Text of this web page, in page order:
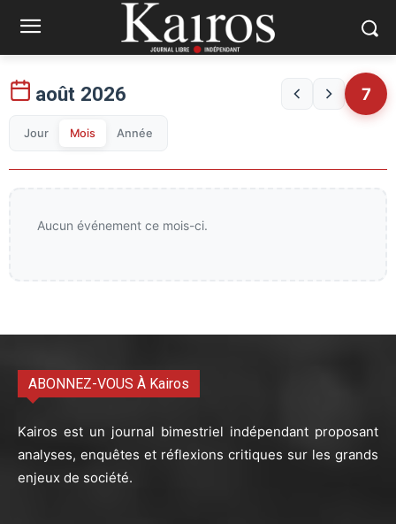
août 2026 7
Jour Mois Année
Aucun événement ce mois-ci.
ABONNEZ-VOUS À Kairos
Kairos est un journal bimestriel indépendant proposant
analyses, enquêtes et réflexions critiques sur les grands
enjeux de société.